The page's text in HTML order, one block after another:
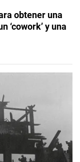
obtener una
‘cowork’ y una